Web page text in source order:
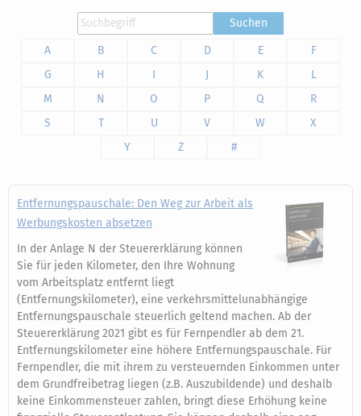
Suchen
A
B C D E
F
G
H I J K
L
M
N O P Q
R
S
T U V W
X
Y
Z #
Entfernungspauschale: Den Weg zur Arbeit als
Werbungskosten absetzen
In der Anlage N der Steuererklärung können
Sie für jeden Kilometer, den Ihre Wohnung
vom Arbeitsplatz entfernt liegt
(Entfernungskilometer), eine verkehrsmittelunabhängige
Entfernungspauschale steuerlich geltend machen. Ab der
Steuererklärung 2021 gibt es für Fernpendler ab dem 21.
Entfernungskilometer eine höhere Entfernungspauschale. Für
Fernpendler, die mit ihrem zu versteuernden Einkommen unter
dem Grundfreibetrag liegen (z.B. Auszubildende) und deshalb
keine Einkommensteuer zahlen, bringt diese Erhöhung keine